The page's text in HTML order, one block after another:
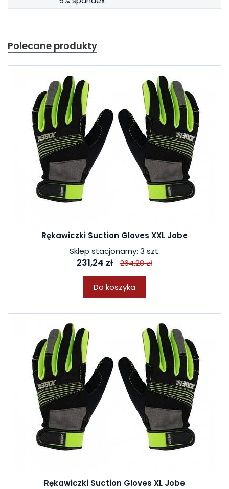
Polecane produkty
Rękawiczki Suction Gloves XXL Jobe
Sklep stacjonarny: 3 szt.
231,24 zł 264,28 zł
Do koszyka
Rękawiczki Suction Gloves XL Jobe